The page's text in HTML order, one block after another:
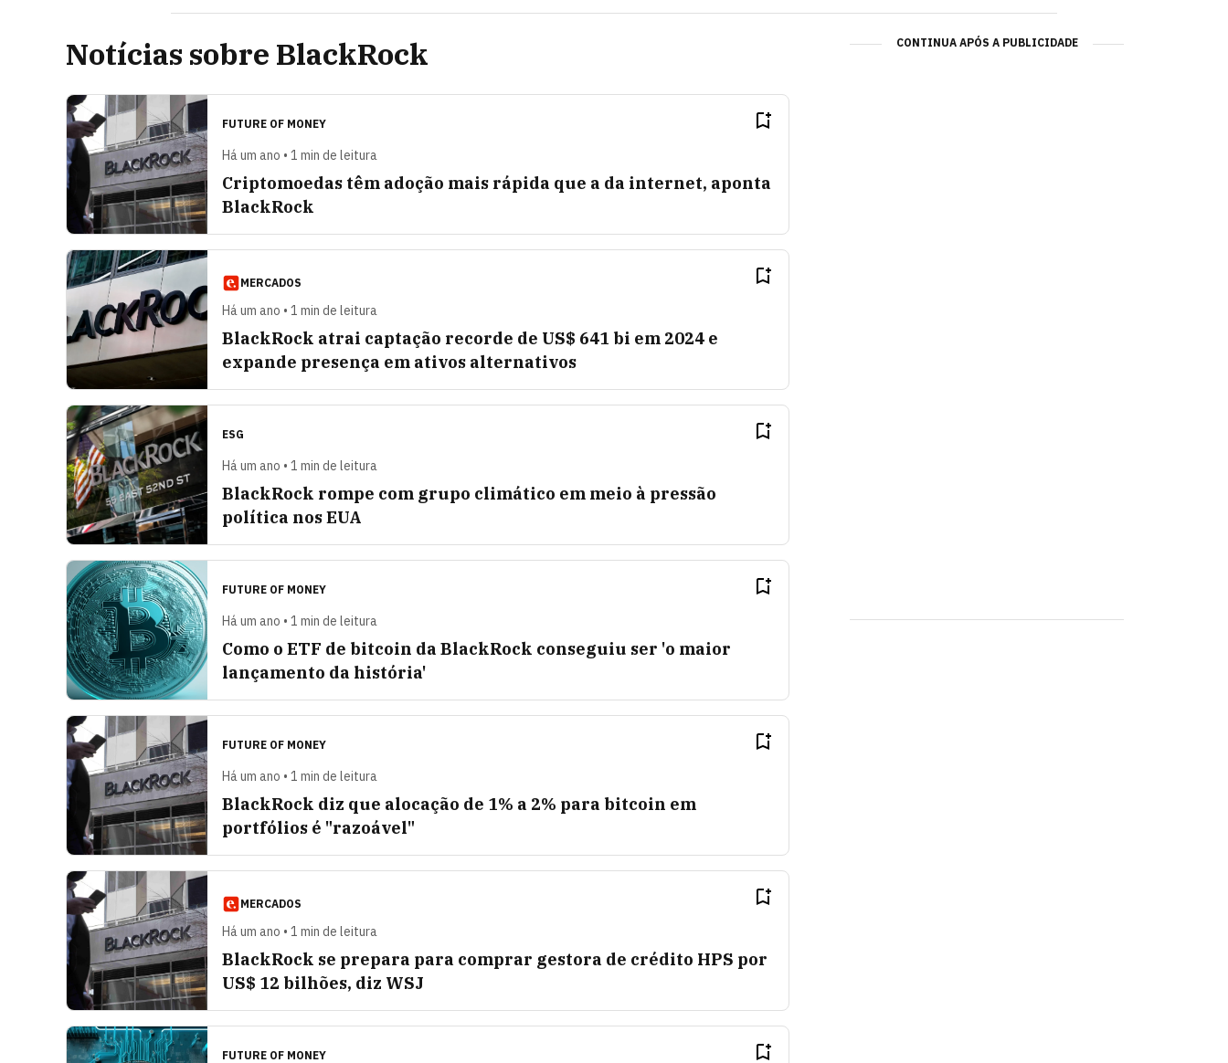
Notícias sobre BlackRock
FUTURE OF MONEY
Há um ano • 1 min de leitura
Criptomoedas têm adoção mais rápida que a da internet, aponta
BlackRock
MERCADOS
Há um ano • 1 min de leitura
BlackRock atrai captação recorde de US$ 641 bi em 2024 e
expande presença em ativos alternativos
ESG
Há um ano • 1 min de leitura
BlackRock rompe com grupo climático em meio à pressão
política nos EUA
FUTURE OF MONEY
Há um ano • 1 min de leitura
Como o ETF de bitcoin da BlackRock conseguiu ser 'o maior
lançamento da história'
FUTURE OF MONEY
Há um ano • 1 min de leitura
BlackRock diz que alocação de 1% a 2% para bitcoin em
portfólios é "razoável"
MERCADOS
Há um ano • 1 min de leitura
BlackRock se prepara para comprar gestora de crédito HPS por
US$ 12 bilhões, diz WSJ
FUTURE OF MONEY
CONTINUA APÓS A PUBLICIDADE